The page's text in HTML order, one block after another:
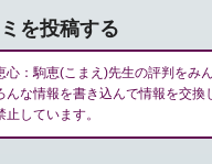
を投稿する
心：駒恵(こまえ)先生の評判をみ
んな情報を書き込んで情報を交
止しています。